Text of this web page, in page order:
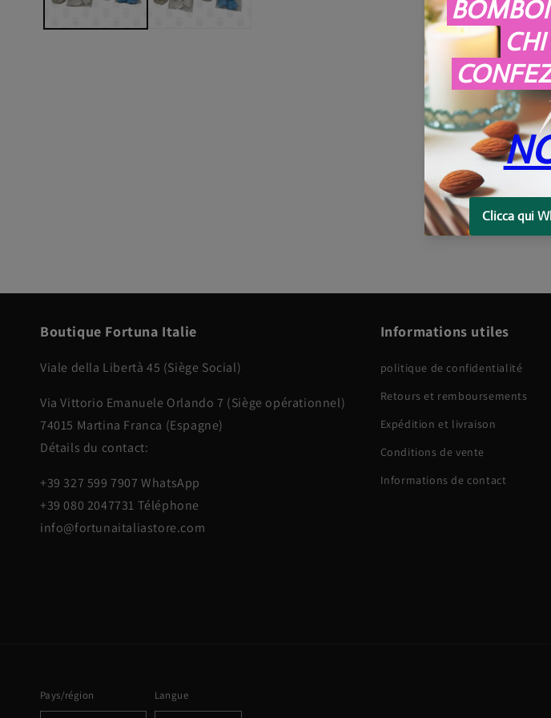
Boutique Fortuna Italie
Viale della Libertà 45 (Siège Social)
Via Vittorio Emanuele Orlando 7 (Siège opérationnel)
74015 Martina Franca (Espagne)
Détails du contact:
+39 327 599 7907 WhatsApp
+39 080 2047731 Téléphone
info@fortunaitaliastore.com
Informations utiles
politique de confidentialité
Retours et remboursements
Expédition et livraison
Conditions de vente
Informations de contact
Pays/région Langue